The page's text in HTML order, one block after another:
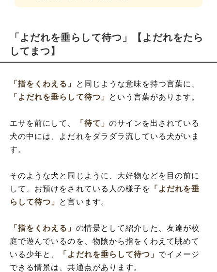
「よだれを垂らして待つ」【よだれをたら
してまつ】
「指をくわえる」
と同じような意味を持つ言葉に、
「よだれを垂らして待つ」
という言葉があります。
エサを前にして、 「待て」 のサインを出されている
犬の中には、よだれをダラダラ流している犬がいま
す。
そのような犬と同じように、大好物などを目の前に
して、お預けをされている人の様子を
「よだれを垂
らして待つ」 と言います。
「指をくわえる」 の情景として紹介した、友達が校
庭で遊んでいるのを、物陰から指をくわえて眺めて
いる少年と、
「よだれを垂らして待つ」 でイメージ
できる情景は、共通点があります。